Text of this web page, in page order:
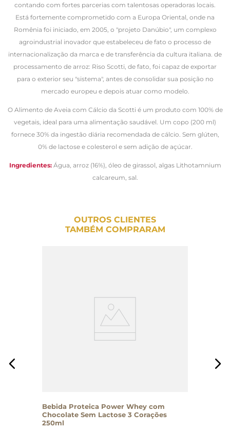
contando com fortes parcerias com talentosas operadoras locais.
Está fortemente comprometido com a Europa Oriental, onde na
Romênia foi iniciado, em 2005, o "projeto Danúbio", um complexo
agroindustrial inovador que estabeleceu de fato o processo de
internacionalização da marca e de transferência da cultura italiana. de
processamento de arroz: Riso Scotti, de fato, foi capaz de exportar
para o exterior seu "sistema", antes de consolidar sua posição no
mercado europeu e depois atuar como modelo.
O Alimento de Aveia com Cálcio da Scotti é um produto com 100% de
vegetais, ideal para uma alimentação saudável. Um copo (200 ml)
fornece 30% da ingestão diária recomendada de cálcio. Sem glúten,
0% de lactose e colesterol e sem adição de açúcar.
Ingredientes: Água, arroz (16%), óleo de girassol, algas Lithotamnium
calcareum, sal.
OUTROS CLIENTES
TAMBÉM COMPRARAM
Bebida Proteica Power Whey com
Chocolate Sem Lactose 3 Corações
250ml